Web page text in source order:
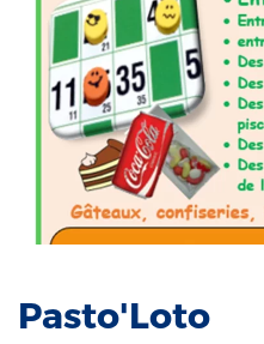
Pasto'Loto